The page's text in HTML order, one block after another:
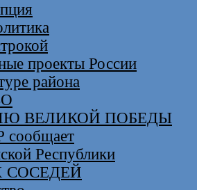
проекты России
района
ВЕЛИКОЙ ПОБЕДЫ
Республики